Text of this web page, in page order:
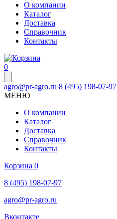
О компании
Каталог
Доставка
Справочник
Контакты
0
agro@pr-agro.ru 8 (495) 198-07-97
МЕНЮ
О компании
Каталог
Доставка
Справочник
Контакты
Корзина 0
8 (495) 198-07-97
agro@pr-agro.ru
Вконтакте